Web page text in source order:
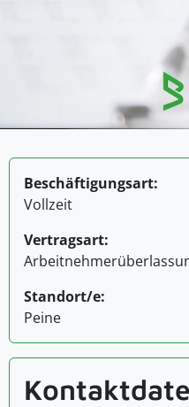
Beschäftigungsart:
Vollzeit
Vertragsart:
Standort/e:
Peine